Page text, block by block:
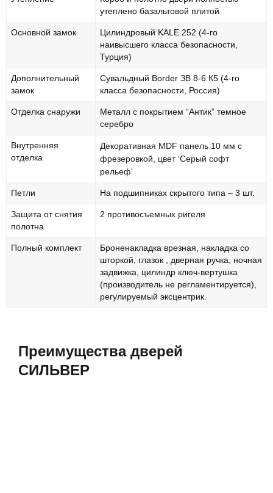
утеплено базальтовой плитой
Основной замок
Цилиндровый KALE 252 (4-го
наивысшего класса безопасности,
Турция)
Дополнительный
замок
Сувальдный Border ЗВ 8-6 К5 (4-го
класса безопасности, Россия)
Отделка снаружи
Металл с покрытием “Антик” темное
серебро
Внутренняя
отделка
Декоративная MDF панель 10 мм с
фрезеровкой, цвет ‘Серый софт
рельеф’
Петли На подшипниках скрытого типа – 3 шт.
Защита от снятия
полотна
2 противосъемных ригеля
Полный комплект
Броненакладка врезная, накладка со
шторкой, глазок , дверная ручка, ночная
задвижка, цилиндр ключ-вертушка
(производитель не регламентируется),
регулируемый эксцентрик.
Преимущества дверей
СИЛЬВЕР